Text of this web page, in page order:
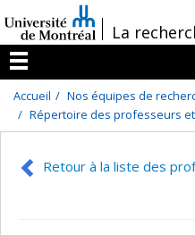
au
contenu
/La
Menu
Accueil
Nos équipes de
Répertoire des professeurs
Retour à la liste des